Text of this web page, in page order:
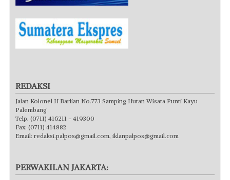
REDAKSI
Jalan Kolonel H Barlian No.773 Samping Hutan Wisata Punti Kayu
Palembang
Telp. (0711) 416211 - 419300
Fax. (0711) 414882
Email: redaksi.palpos@gmail.com, iklanpalpos@gmail.com
PERWAKILAN JAKARTA: